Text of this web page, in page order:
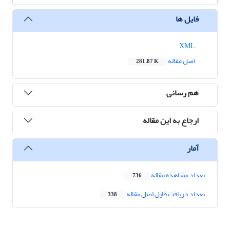
فایل ها
اصل مقاله
281.87 K
هم رسانی
ارجاع به این مقاله
آمار
تعداد مشاهده مقاله 736
تعداد دریافت فایل اصل مقاله 338